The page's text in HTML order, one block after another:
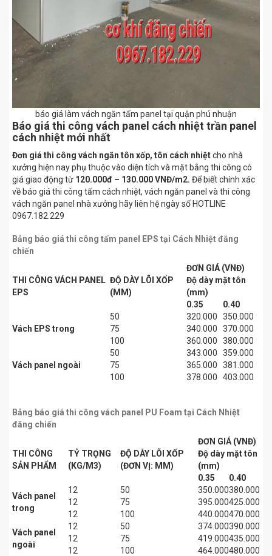
báo giá làm vách ngăn tấm panel tại quận phú nhuận
Báo giá thi công vách panel cách nhiệt trần panel
cách nhiệt mới nhất
Đơn giá thi công vách ngăn tôn xốp, tôn cách nhiệtcho nhà
xưởng hiện nay phụ thuộc vào diện tích và mặt bằng thi công có
giá giao động từ 120.000đ – 130.000 VNĐ/m2. Để biết chính xác
về báo giá thi công tấm cách nhiệt, vách ngăn panel và thi công
vách ngăn panel nhà xưởng hãy liên hệ ngày số HOTLINE
0967.182.229
Bảng báo giá thi công tấm panel EPS tại Cách Nhiệt đăng
chiến
THI CÔNG VÁCH PANEL
EPS
ĐỘ DÀY LÕI XỐP
(MM)
ĐƠN GIÁ (VNĐ)
Độ dày mặt tôn
(mm)
0.35
0.40
Vách EPS trong
50 320.000
350.000
75
340.000
370.000
100
360.000 380.000
Vách panel ngoài
50 343.000
359.000
75
365.000
381.000
100
378.000 403.000
Bảng báo giá thi công vách panel PU Foam tại Cách Nhiệt
đăng chiến
THI CÔNG
SẢN PHẨM
TỶ TRỌNG
(KG/M3)
ĐỘ DÀY LÕI XỐP
(ĐƠN VỊ: MM)
ĐƠN GIÁ (VNĐ)
Độ dày mặt tôn
(mm)
0.35
0.40
Vách panel
trong
12 50 350.000380.000
12
75 395.000425.000
12
100 440.000470.000
Vách panel
ngoài
12 50 374.000390.000
12
75 419.000435.000
12
100 464.000480.000